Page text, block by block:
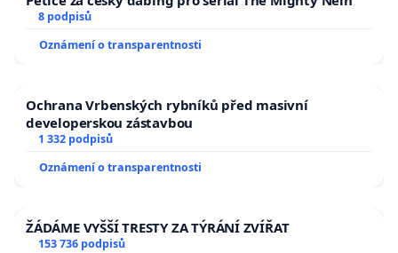
8 podpisů
Oznámení o transparentnosti
Ochrana Vrbenských rybníků před masivní
developerskou zástavbou
1 332 podpisů
Oznámení o transparentnosti
ŽÁDÁME VYŠŠÍ TRESTY ZA TÝRÁNÍ ZVÍŘAT
153 736 podpisů